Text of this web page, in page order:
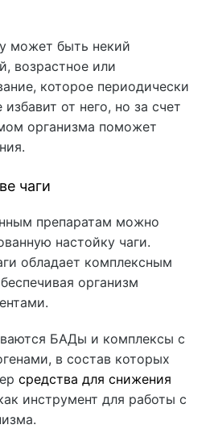
может быть некий
возрастное или
которое периодически
от него, но за счет
организма поможет
чаги
препаратам можно
настойку чаги.
обладает комплексным
организм
БАДы и комплексы с
в состав которых
средства для снижения
инструмент для работы с